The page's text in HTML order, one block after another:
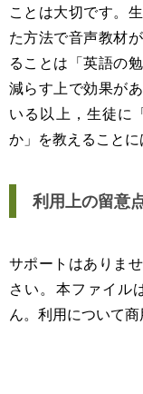
ことは大切です。
た方法で音声教材
ることは「英語の
減らす上で効果が
いる以上，生徒に
か」を教えることに
利用上の留意
サポートはありま
さい。本ファイル
ん。利用について商